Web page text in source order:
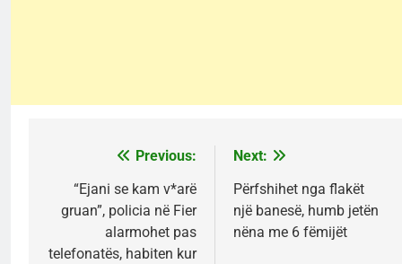
navigation
Previous:
“Ejani se kam v*arë
gruan”, policia në Fier
alarmohet pas
telefonatës, habiten kur
Next:
Përfshihet nga flakët
një banesë, humb jetën
nëna me 6 fëmijët